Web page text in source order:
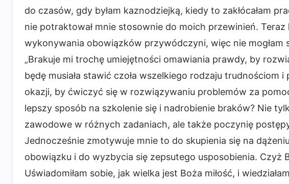
do czasów, gdy byłam kaznodziejką, kiedy to zakłócałam
nie potraktował mnie stosownie do moich przewinień. Teraz
wykonywania obowiązków przywódczyni, więc nie mogłam
„Brakuje mi trochę umiejętności omawiania prawdy, by
będę musiała stawić czoła wszelkiego rodzaju trudnościom
okazji, by ćwiczyć się w rozwiązywaniu problemów za
lepszy sposób na szkolenie się i nadrobienie braków? Nie
zawodowe w różnych zadaniach, ale także poczynię
Jednocześnie zmotywuje mnie to do skupienia się na
obowiązku i do wyzbycia się zepsutego usposobienia. Czyż
Uświadomiłam sobie, jak wielka jest Boża miłość, i